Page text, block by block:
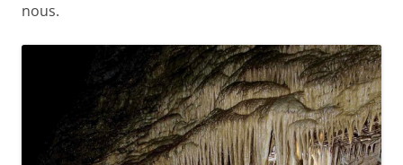
nous.